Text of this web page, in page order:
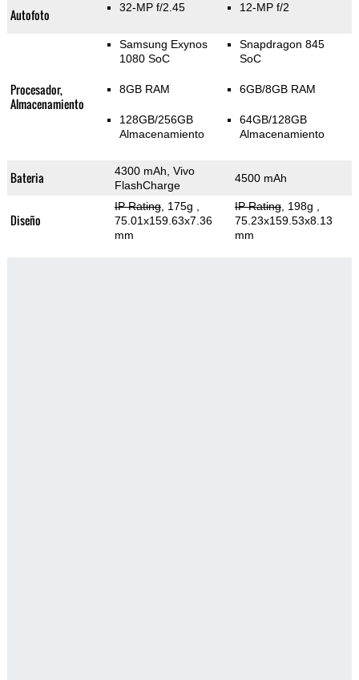
Autofoto 32-MP f/2.45 12-MP f/2
Procesador,
Almacenamiento
Samsung Exynos
1080 SoC
8GB RAM
128GB/256GB
Almacenamiento
Snapdragon 845
SoC
6GB/8GB RAM
64GB/128GB
Almacenamiento
Bateria
4300 mAh, Vivo
FlashCharge
4500 mAh
Diseño
IP Rating, 175g
75.01x159.63x7.36
mm
IP Rating, 198g
75.23x159.53x8.13
mm